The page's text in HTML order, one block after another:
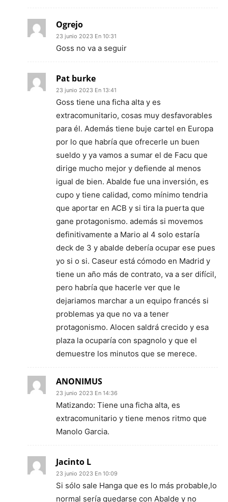
Ogrejo
23 junio 2023 En 10:31
Goss no va a seguir
Pat burke
23 junio 2023 En 13:41
Goss tiene una ficha alta y es
extracomunitario, cosas muy desfavorables
para él. Además tiene buje cartel en Europa
por lo que habría que ofrecerle un buen
sueldo y ya vamos a sumar el de Facu que
dirige mucho mejor y defiende al menos
igual de bien. Abalde fue una inversión, es
cupo y tiene calidad, como mínimo tendria
que aportar en ACB y si tira la puerta que
gane protagonismo. además si movemos
definitivamente a Mario al 4 solo estaría
deck de 3 y abalde debería ocupar ese pues
yo si o si. Caseur está cómodo en Madrid y
tiene un año más de contrato, va a ser difícil,
pero habría que hacerle ver que le
dejariamos marchar a un equipo francés si
problemas ya que no va a tener
protagonismo. Alocen saldrá crecido y esa
plaza la ocuparía con spagnolo y que el
demuestre los minutos que se merece.
ANONIMUS
23 junio 2023 En 14:36
Matizando: Tiene una ficha alta, es
extracomunitario y tiene menos ritmo que
Manolo Garcia.
Jacinto L
23 junio 2023 En 10:09
Si sólo sale Hanga que es lo más probable,lo
normal sería quedarse con Abalde y no